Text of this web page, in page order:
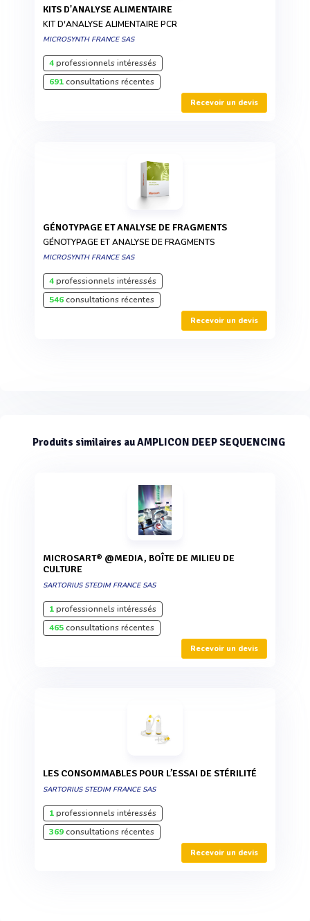
KITS D'ANALYSE ALIMENTAIRE
KIT D'ANALYSE ALIMENTAIRE PCR
MICROSYNTH FRANCE SAS
4professionnels intéressés
691consultations récentes
Recevoir un devis
GÉNOTYPAGE ET ANALYSE DE FRAGMENTS
GÉNOTYPAGE ET ANALYSE DE FRAGMENTS
MICROSYNTH FRANCE SAS
4professionnels intéressés
546consultations récentes
Recevoir un devis
Produits similaires au AMPLICON DEEP SEQUENCING
MICROSART® @MEDIA, BOÎTE DE MILIEU DE
CULTURE
SARTORIUS STEDIM FRANCE SAS
1professionnels intéressés
465consultations récentes
Recevoir un devis
LES CONSOMMABLES POUR L’ESSAI DE STÉRILITÉ
SARTORIUS STEDIM FRANCE SAS
1professionnels intéressés
369consultations récentes
Recevoir un devis